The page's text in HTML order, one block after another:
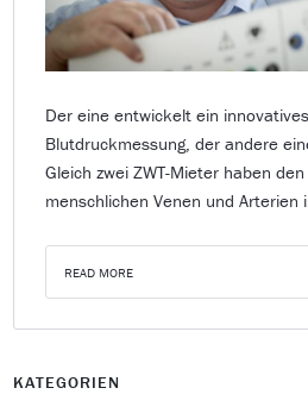
Der eine entwickelt ein
Blutdruckmessung, der andere
Gleich zwei ZWT-Mieter haben
menschlichen Venen und Arterien
READ MORE
KATEGORIEN